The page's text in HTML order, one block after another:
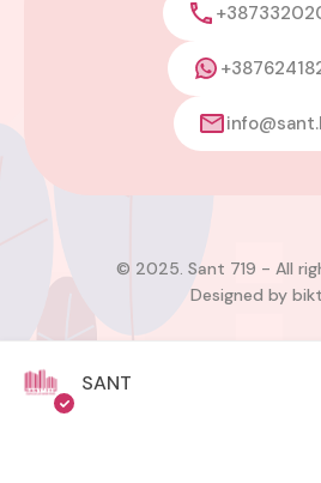
© 2025. Sant 719 - All
Designed by
SANT